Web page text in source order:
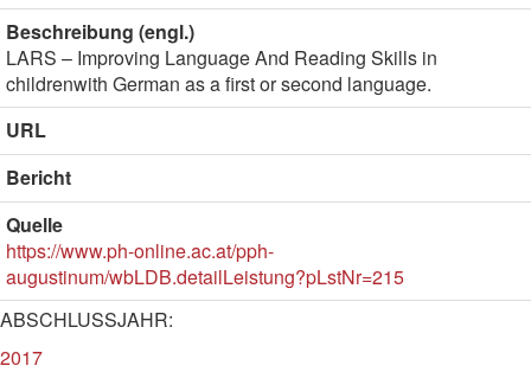
Beschreibung (engl.)
LARS – Improving Language And Reading Skills in
childrenwith German as a first or second language.
URL
Bericht
Quelle
https://www.ph-online.ac.at/pph-
augustinum/wbLDB.detailLeistung?pLstNr=215
ABSCHLUSSJAHR:
2017